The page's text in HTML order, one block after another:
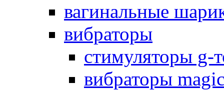
вагинальные
вибраторы
стимуляторы g-
вибраторы